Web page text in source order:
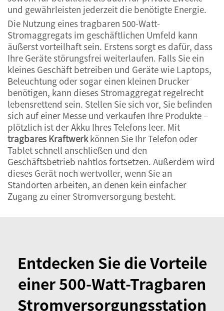
und gewährleisten jederzeit die benötigte Energie.
Die Nutzung eines tragbaren 500-Watt-
Stromaggregats im geschäftlichen Umfeld kann
äußerst vorteilhaft sein. Erstens sorgt es dafür, dass
Ihre Geräte störungsfrei weiterlaufen. Falls Sie ein
kleines Geschäft betreiben und Geräte wie Laptops,
Beleuchtung oder sogar einen kleinen Drucker
benötigen, kann dieses Stromaggregat regelrecht
lebensrettend sein. Stellen Sie sich vor, Sie befinden
sich auf einer Messe und verkaufen Ihre Produkte –
plötzlich ist der Akku Ihres Telefons leer. Mit
tragbares Kraftwerkkönnen Sie Ihr Telefon oder
Tablet schnell anschließen und den
Geschäftsbetrieb nahtlos fortsetzen. Außerdem wird
dieses Gerät noch wertvoller, wenn Sie an
Standorten arbeiten, an denen kein einfacher
Zugang zu einer Stromversorgung besteht.
Entdecken Sie die Vorteile
einer 500-Watt-Tragbaren
Stromversorgungsstation